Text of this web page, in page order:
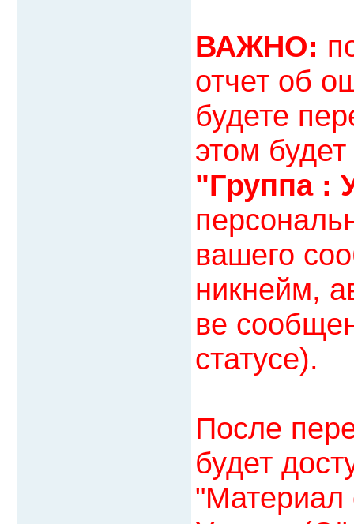
ВАЖНО:
отчет об
будете
этом
"Группа :
вашего
никнейм,
ве
статусе).
После
будет
"Материал